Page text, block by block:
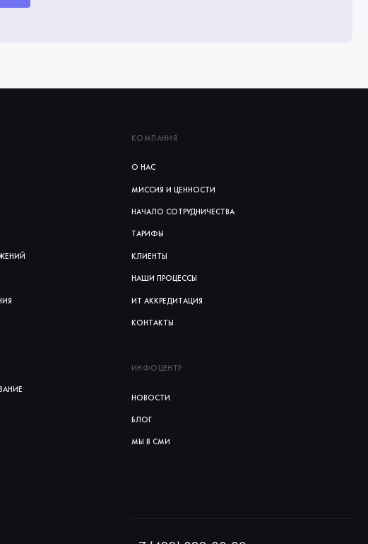
КОМПАНИЯ
О НАС
МИССИЯ И ЦЕННОСТИ
НАЧАЛО СОТРУДНИЧЕСТВА
ТАРИФЫ
КЛИЕНТЫ
НАШИ ПРОЦЕССЫ
ИТ АККРЕДИТАЦИЯ
КОНТАКТЫ
ИНФОЦЕНТР
НОВОСТИ
БЛОГ
МЫ В СМИ